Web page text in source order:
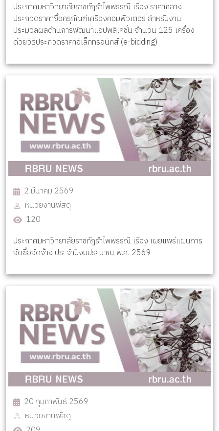
ประกาศมหาวิทยาลัยราชภัฏรำไพพรรณี เรื่อง ราคากลาง
ประกวดราคาซื้อครุภัณฑ์เครื่องคอมพิวเตอร์ สำหรับงาน
ประมวลผลด้านการพัฒนาแอปพลิเคชั่น จำนวน 125 เครื่อง
ด้วยวิธีประกวดราคาอิเล็กทรอนิกส์ (e-bidding)
2 มีนาคม 2569
หน่วยงานพัสดุ
120
ประกาศมหาวิทยาลัยราชภัฏรำไพพรรณี เรื่อง เผยแพร่แผนการ
จัดซื้อจัดจ้าง ประจำปีงบประมาณ พ.ศ. 2569
20 กุมภาพันธ์ 2569
หน่วยงานพัสดุ